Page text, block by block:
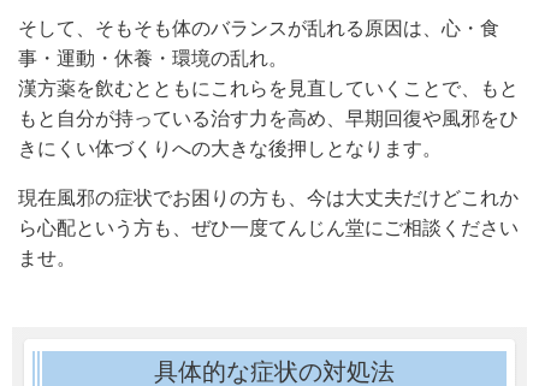
そして、そもそも体のバランスが乱れる原因は、心・食
事・運動・休養・環境の乱れ。
漢方薬を飲むとともにこれらを見直していくことで、もと
もと自分が持っている治す力を高め、早期回復や風邪をひ
きにくい体づくりへの大きな後押しとなります。
現在風邪の症状でお困りの方も、今は大丈夫だけどこれか
ら心配という方も、ぜひ一度てんじん堂にご相談ください
ませ。
具体的な症状の対処法